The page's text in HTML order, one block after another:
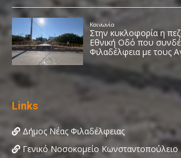
Links
Δήμος Νέας Φιλαδέλφειας
Γενικό Νοσοκομείο Κωνσταντοπούλειο